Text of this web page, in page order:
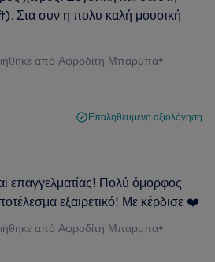
Στα συν η πολυ καλή μουσική
από Αφροδίτη Μπαρμπα•
Επαληθευμένη αξιολόγηση
επαγγελματίας! Πολύ όμορφος
εξαιρετικό! Με κέρδισε ❤️
από Αφροδίτη Μπαρμπα•